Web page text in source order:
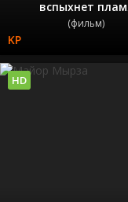
вспыхнет
(фильм)
HD